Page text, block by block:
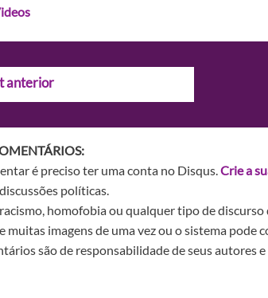
anterior
é preciso ter uma conta no Disqus.Crie a
políticas.
homofobia ou qualquer tipo de discurso
muitas imagens de uma vez ou o sistema pode
são de responsabilidade de seus autores